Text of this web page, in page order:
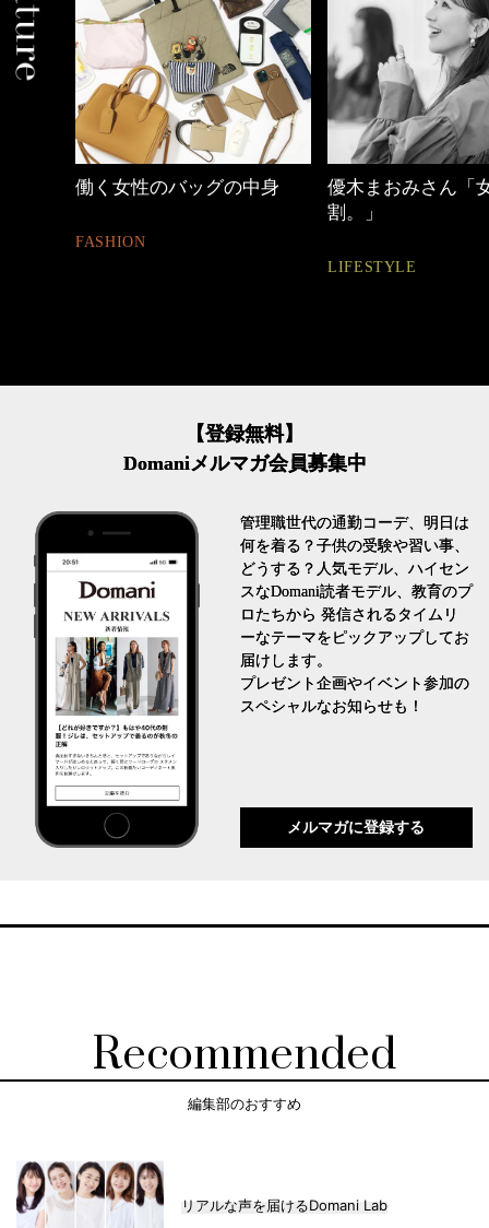
優木まおみさん「女の時間
【ワーママのきれ
ュアル通勤】
FASHION
【登録無料】
Domaniメルマガ会員募集中
管理職世代の通勤コーデ、明日は
何を着る？子供の受験や習い事、
どうする？人気モデル、ハイセン
スなDomani読者モデル、教育のプ
ロたちから 発信されるタイムリ
ーなテーマをピックアップしてお
届けします。
プレゼント企画やイベント参加の
スペシャルなお知らせも！
メルマガに登録する
Recommended
編集部のおすすめ
リアルな声を届けるDomani Lab